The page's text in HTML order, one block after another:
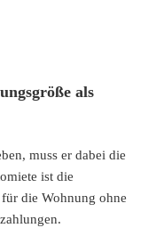
als
muss er dabei die
ist die
die Wohnung ohne